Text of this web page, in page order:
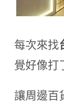
每次來找
覺好像打
讓周邊百